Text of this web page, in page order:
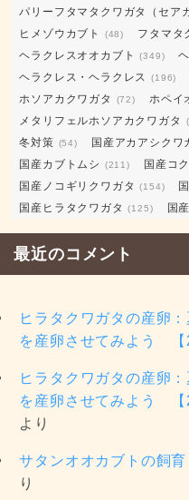
パリーフタマタクワガタ（セア
ヒメゾウカブト (48) フタマタ
ヘラクレスオオカブト (349)
ヘラクレス・ヘラクレス (196)
ホソアカクワガタ (72) ホペイ
メタリフェルホソアカクワガタ
冬対策 (54) 国産アカアシクワ
国産カブトムシ (211) 国産コ
国産ノコギリクワガタ (154)
国産ヒラタクワガタ (125) 国
最近のコメント
ヒラタクワガタの産卵
を産卵させてみよう 【
ヒラタクワガタの産卵
を産卵させてみよう 【
より
サタンオオカブトの飼育
り